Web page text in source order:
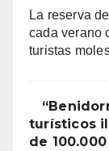
La reserva
cada verano
turistas
turísticos
de